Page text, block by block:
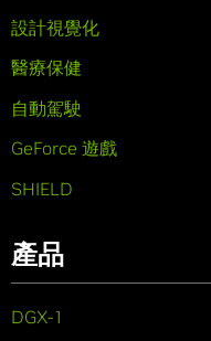
設計視覺化
醫療保健
自動駕駛
GeForce 遊戲
SHIELD
產品
DGX-1